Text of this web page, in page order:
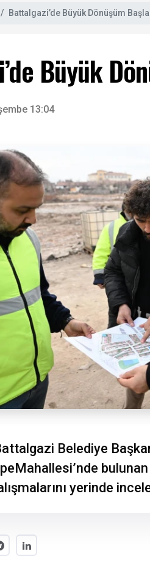
Battalgazi’de Büyük Dönüşüm
Büyük
13:04
Belediye
yerinde